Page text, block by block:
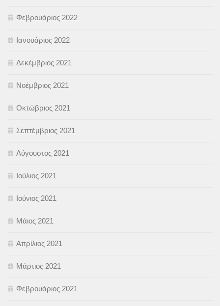
Φεβρουάριος 2022
Ιανουάριος 2022
Δεκέμβριος 2021
Νοέμβριος 2021
Οκτώβριος 2021
Σεπτέμβριος 2021
Αύγουστος 2021
Ιούλιος 2021
Ιούνιος 2021
Μάιος 2021
Απρίλιος 2021
Μάρτιος 2021
Φεβρουάριος 2021